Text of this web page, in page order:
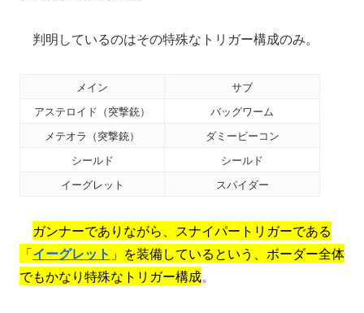
判明しているのはその特殊なトリガー構成のみ。
メイン
サブ
アステロイド（突撃銃）
バッグワーム
メテオラ（突撃銃）
ダミービーコン
シールド
シールド
イーグレット
スパイダー
ガンナーでありながら、スナイパートリガーである
「イーグレット 」を装備しているという、ボーダー全体
でもかなり特殊なトリガー構成。